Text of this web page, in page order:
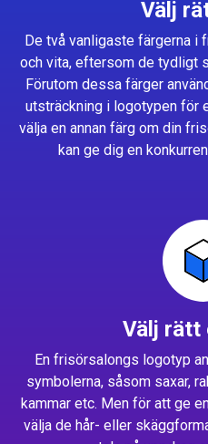
Välj
De två vanligaste färgerna i
och vita, eftersom de tydligt
Förutom dessa färger
utsträckning i logotypen för
välja en annan färg om din
kan ge dig en
Välj rätt
En frisörsalongs logotyp
symbolerna, såsom saxar,
kammar etc. Men för att ge
välja de hår- eller